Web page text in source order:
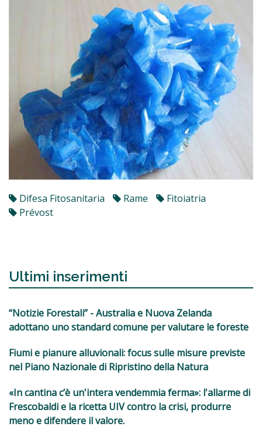
Difesa Fitosanitaria Rame
Fitoiatria
Prévost
Ultimi inserimenti
“Notizie Forestali” - Australia e Nuova Zelanda
adottano uno standard comune per valutare le foreste
Fiumi e pianure alluvionali: focus sulle misure previste
nel Piano Nazionale di Ripristino della Natura
«In cantina c’è un'intera vendemmia ferma»: l'allarme di
Frescobaldi e la ricetta UIV contro la crisi, produrre
meno e difendere il valore.